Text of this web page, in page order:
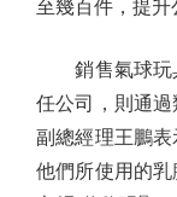
至幾百件，提升
銷售氣球玩具
任公司，則通
副總經理王鵬表
他們所使用的